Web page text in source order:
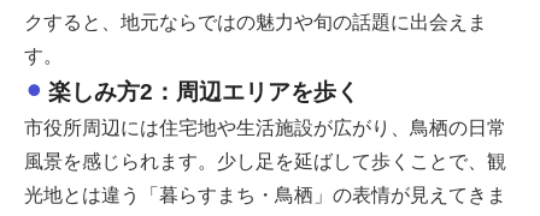
クすると、地元ならではの魅力や旬の話題に出会えま
す。
楽しみ方2：周辺エリアを歩く
市役所周辺には住宅地や生活施設が広がり、鳥栖の日常
風景を感じられます。少し足を延ばして歩くことで、観
光地とは違う「暮らすまち・鳥栖」の表情が見えてきま